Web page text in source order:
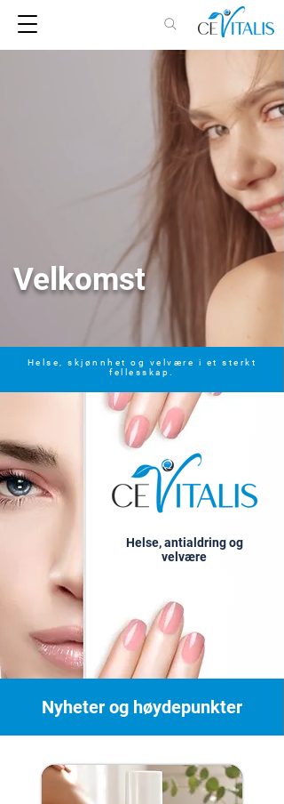
Velkomst
Helse, skjønnhet og velvære i et sterkt
fellesskap.
Helse, antialdring og
velvære
Nyheter og høydepunkter